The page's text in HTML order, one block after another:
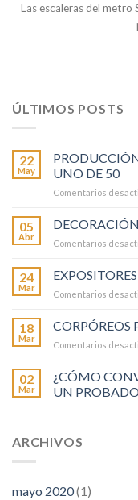
Las escaleras del metro
ÚLTIMOS POSTS
22
May
UNO DE 50
Comentarios
05
Abr
Comentarios
24
Mar
Comentarios
18
Mar
CORPÓREOS
Comentarios
02
Mar
¿CÓMO
UN
ARCHIVOS
mayo 2020(1)